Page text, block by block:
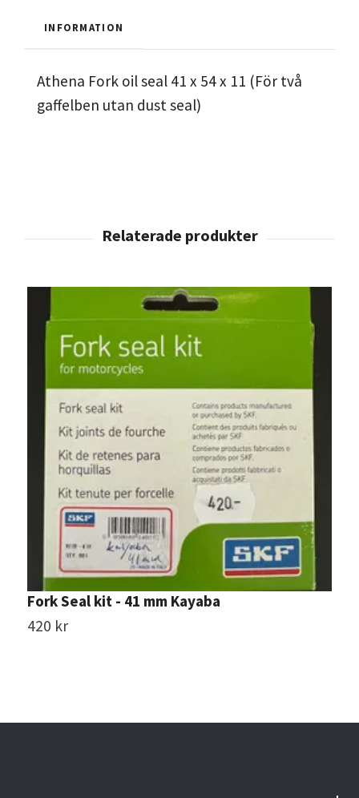
INFORMATION
Athena Fork oil seal 41 x 54 x 11 (För två
gaffelben utan dust seal)
Fork Seal kit - 41 mm Kayaba
420 kr